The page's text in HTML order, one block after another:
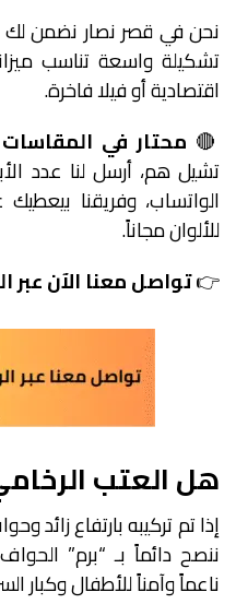
نحن في قصر نصار نضمن لك
تشكيلة واسعة تناسب
اقتصادية أو فيلا فاخرة.
🔴 محتار في المقاسات
تشيل هم، أرسل لنا عدد
الواتساب، وفريقنا
للألوان مجاناً.
👉تواصل معنا الآن عبر
هل العتب
إذا تم تركيبه بارتفاع زائد
ننصح دائماً بـ “برم”
ناعماً وآمناً للأطفال وكبار